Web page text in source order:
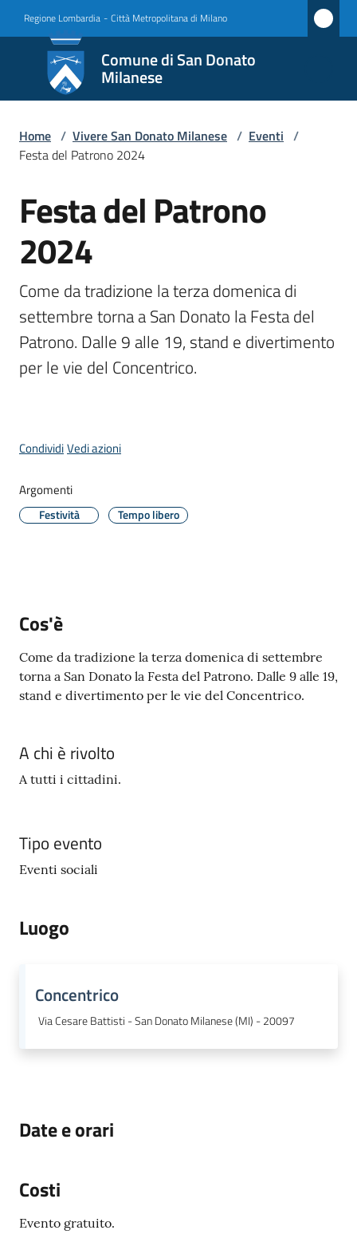
Regione Lombardia - Città Metropolitana di Milano
Comune di San Donato
Milanese
Comune
di San
Donato
Milanese
Amministrazione
Novità
Servizi
Vivere
San
Donato
Tutti
gli
argomenti
su
Home / Vivere San Donato Milanese / Eventi /
Festa del Patrono 2024
Salta al contenuto
Festa del Patrono
2024
Come da tradizione la terza domenica di
settembre torna a San Donato la Festa del
Patrono. Dalle 9 alle 19, stand e divertimento
per le vie del Concentrico.
CondividiVedi azioni
Argomenti
Festività Tempo libero
Cos'è
Come da tradizione la terza domenica di settembre
torna a San Donato la Festa del Patrono. Dalle 9 alle 19,
stand e divertimento per le vie del Concentrico.
A chi è rivolto
A tutti i cittadini.
Tipo evento
Eventi sociali
Luogo
Concentrico
Via Cesare Battisti - San Donato Milanese (MI) - 20097
Date e orari
Costi
Evento gratuito.